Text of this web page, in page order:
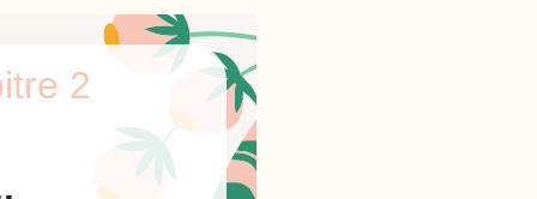
2